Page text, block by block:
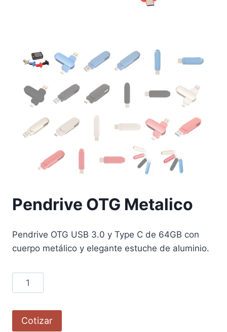
Pendrive OTG Metalico
Pendrive OTG USB 3.0 y Type C de 64GB con
cuerpo metálico y elegante estuche de aluminio.
Cotizar